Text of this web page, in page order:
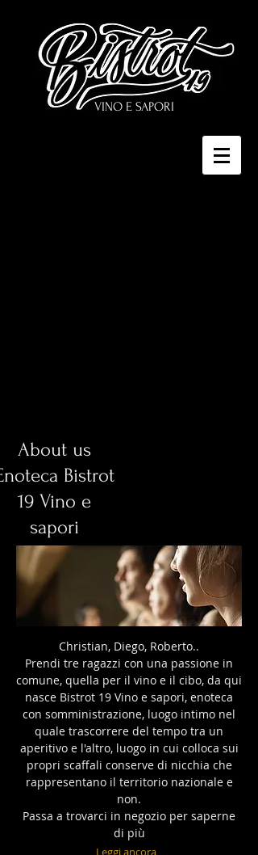
VINO E SAPORI
About us
Bistrot
19 Vino e
sapori
Christian, Diego, Roberto..
Prendi tre ragazzi con una passione in
comune, quella per il vino e il cibo, da qui
nasce Bistrot 19 Vino e sapori, enoteca
con somministrazione, luogo intimo nel
quale trascorrere del tempo tra un
aperitivo e l'altro, luogo in cui colloca sui
propri scaffali conserve di nicchia che
rappresentano il territorio nazionale e
non.
Passa a trovarci in negozio per saperne
di più
Leggi ancora